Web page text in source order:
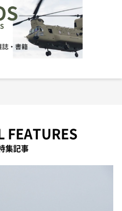
FEATURES
集記事